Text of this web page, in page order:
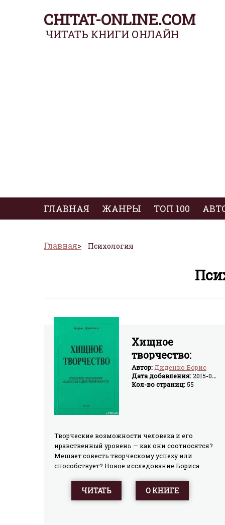
CHITAT-ONLINE.COM
ЧИТАТЬ КНИГИ ОНЛАЙН
ГЛАВНАЯ ЖАНРЫ ТОП 100
Главная Психология
Хищное
творчество:
этические
отношения
Автор: Диденко Борис
Дата добавления:2015-04-06
Кол-во страниц: 55
Творческие возможности человека и его
нравственный уровень — как они соотносятся?
Мешает совесть творческому успеху или
способствует? Новое исследование Бориса
Роль нравственности в самых разных областях
творческой деятельности рассмотрена с
ЧИТАТЬ О КНИГЕ